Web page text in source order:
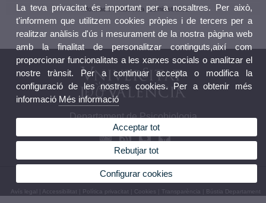
Informació acadèmica i administrativa
Departament de Psicobiologia
© 2026 UV. - Avinguda Blasco Ibáñez, 21 46010 València. Telèfon: (+34) 96 386 44 73
Avís legal |Accessibilitat Política privacitat Cookies Transparència Bústia Departament
La teva privacitat és important per a nosaltres. Per això,
t'informem que utilitzem cookies pròpies i de tercers per a
realitzar anàlisis d'ús i mesurament de la nostra pàgina web
amb la finalitat de personalitzar continguts,així com
proporcionar funcionalitats a les xarxes socials o analitzar el
nostre trànsit. Per a continuar accepta o modifica la
configuració de les nostres cookies. Per a obtenir més
informació Més informació
Acceptar tot
Rebutjar tot
Configurar cookies